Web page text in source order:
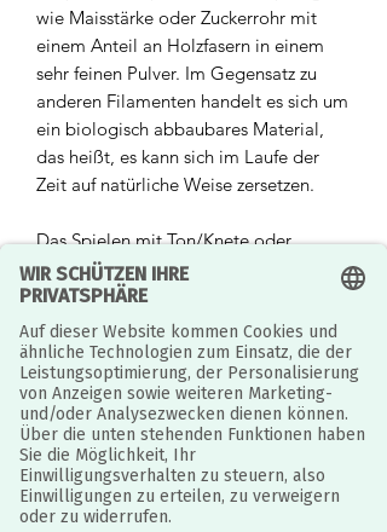
wie Maisstärke oder Zuckerrohr mit
einem Anteil an Holzfasern in einem
sehr feinen Pulver. Im Gegensatz zu
anderen Filamenten handelt es sich um
ein biologisch abbaubares Material,
das heißt, es kann sich im Laufe der
Zeit auf natürliche Weise zersetzen.
Das Spielen mit Ton/Knete oder
Sand ist ein wesentlicher Bestandteil
der Entwicklung der Kleinen und hilft
dabei, ihre eigene Kreativität,
sensorisches Lernen und motorische
Fähigkeiten zu entwickeln.
Pflege und Lagerung:
Lagern Sie sie bei Nichtgebrauch an
einem kühlen, trockenen Ort und
vergessen Sie nicht, dass sie schneller